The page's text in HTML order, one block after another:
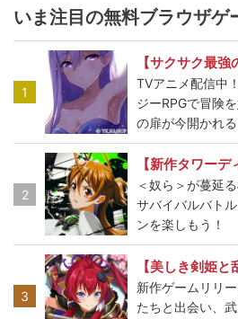
いま注目の無料ブラウザゲ
1
【サクサク最強
TVアニメ配信中
ジーRPGで冒険
の扉が今開かれる
2
【新作タワーデ
＜奴ら＞が蔓延
サバイバルバト
ンを楽しもう！
3
【美しき剣姫と
新作ゲームリリ
たちと出会い、